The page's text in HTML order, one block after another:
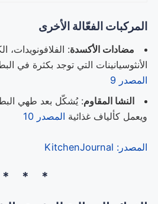
المركبات الفعّالة الأخرى
مضادات الأكسدة: الفلافونويدات،
الأنثوسيانينات التي توجد بكثرة في
المصدر 9
النشا المقاوم: يُشكّل بعد طهي
ويعمل كألياف غذائية المصدر 10
المصدر: KitchenJournal